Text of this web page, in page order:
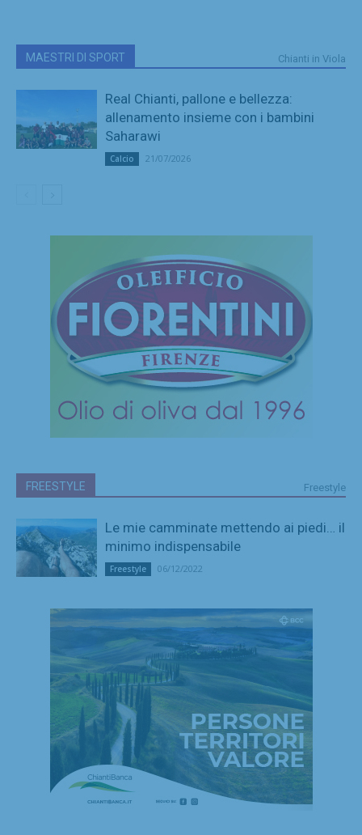
MAESTRI DI SPORT Chianti in Viola
Real Chianti, pallone e bellezza:
allenamento insieme con i bambini
Saharawi
Calcio 21/07/2026
FREESTYLE Freestyle
Le mie camminate mettendo ai piedi… il
minimo indispensabile
Freestyle 06/12/2022